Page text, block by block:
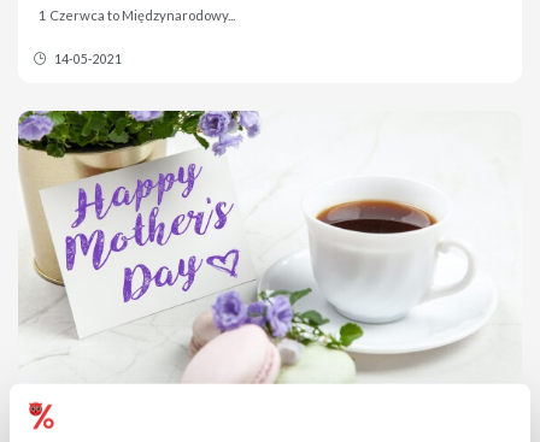
1 Czerwca to Międzynarodowy...
14-05-2021